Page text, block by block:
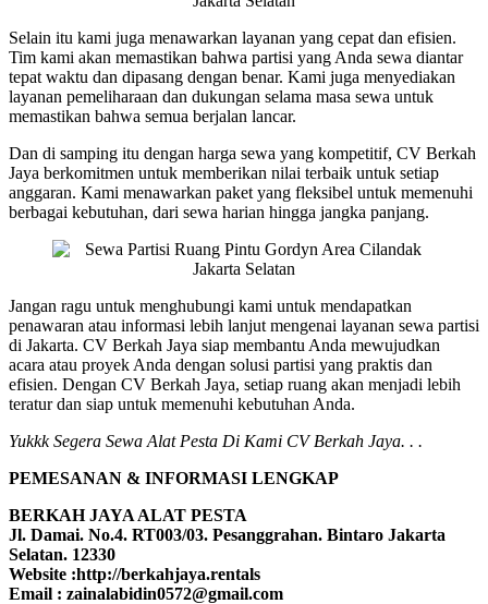
Selain itu kami juga menawarkan layanan yang cepat dan efisien.
Tim kami akan memastikan bahwa partisi yang Anda sewa diantar
tepat waktu dan dipasang dengan benar. Kami juga menyediakan
layanan pemeliharaan dan dukungan selama masa sewa untuk
memastikan bahwa semua berjalan lancar.
Dan di samping itu dengan harga sewa yang kompetitif, CV Berkah
Jaya berkomitmen untuk memberikan nilai terbaik untuk setiap
anggaran. Kami menawarkan paket yang fleksibel untuk memenuhi
berbagai kebutuhan, dari sewa harian hingga jangka panjang.
Jangan ragu untuk menghubungi kami untuk mendapatkan
penawaran atau informasi lebih lanjut mengenai layanan sewa partisi
di Jakarta. CV Berkah Jaya siap membantu Anda mewujudkan
acara atau proyek Anda dengan solusi partisi yang praktis dan
efisien. Dengan CV Berkah Jaya, setiap ruang akan menjadi lebih
teratur dan siap untuk memenuhi kebutuhan Anda.
Yukkk Segera Sewa Alat Pesta Di Kami CV Berkah Jaya. . .
PEMESANAN & INFORMASI LENGKAP
BERKAH JAYA ALAT PESTA
Jl. Damai. No.4. RT003/03. Pesanggrahan. Bintaro Jakarta
Selatan. 12330
Website :http://berkahjaya.rentals
Email : zainalabidin0572@gmail.com